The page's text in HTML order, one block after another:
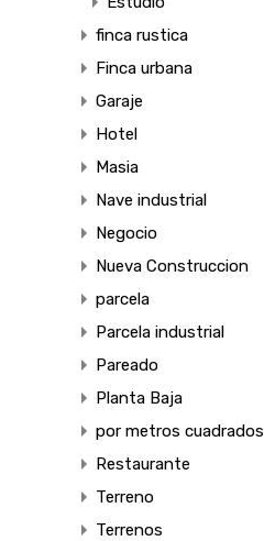
finca rustica
Finca urbana
Garaje
Hotel
Masia
Nave industrial
Negocio
Nueva Construccion
parcela
Parcela industrial
Pareado
Planta Baja
por metros cuadrados
Restaurante
Terreno
Terrenos